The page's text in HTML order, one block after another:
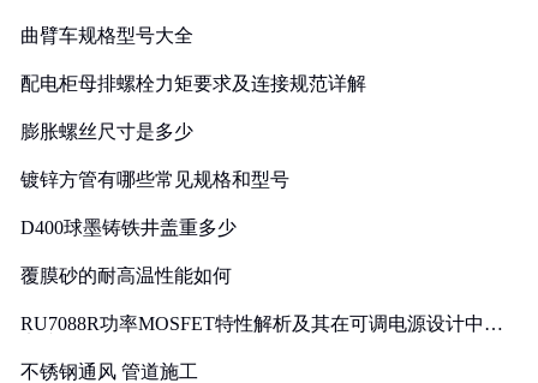
曲臂车规格型号大全
配电柜母排螺栓力矩要求及连接规范详解
膨胀螺丝尺寸是多少
镀锌方管有哪些常见规格和型号
D400球墨铸铁井盖重多少
覆膜砂的耐高温性能如何
RU7088R功率MOSFET特性解析及其在可调电源设计中的
不锈钢通风 管道施工